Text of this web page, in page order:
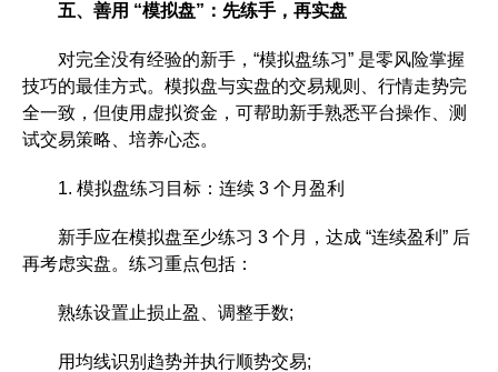
五、善用 “模拟盘”：先练手，再实盘
对完全没有经验的新手，“模拟盘练习” 是零风险掌握
技巧的最佳方式。模拟盘与实盘的交易规则、行情走势完
全一致，但使用虚拟资金，可帮助新手熟悉平台操作、测
试交易策略、培养心态。
1. 模拟盘练习目标：连续 3 个月盈利
新手应在模拟盘至少练习 3 个月，达成 “连续盈利” 后
再考虑实盘。练习重点包括：
熟练设置止损止盈、调整手数;
用均线识别趋势并执行顺势交易;